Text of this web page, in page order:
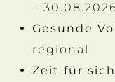
–
Gesunde
regional
Zeit für